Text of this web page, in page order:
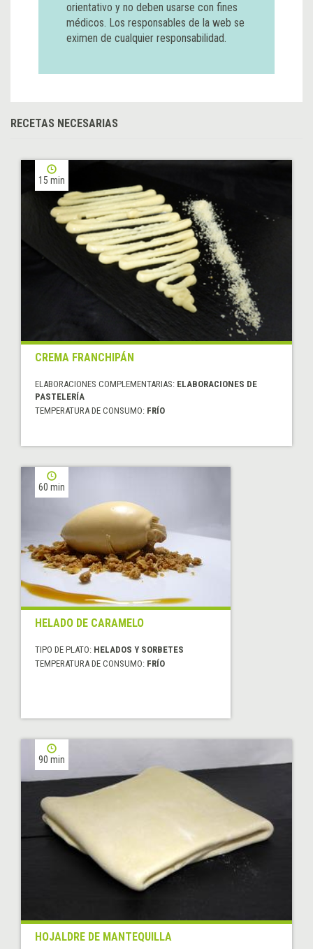
orientativo y no deben usarse con fines
médicos. Los responsables de la web se
eximen de cualquier responsabilidad.
RECETAS NECESARIAS
15 min
CREMA FRANCHIPÁN
ELABORACIONES COMPLEMENTARIAS: ELABORACIONES DE
PASTELERÍA
TEMPERATURA DE CONSUMO: FRÍO
60 min
HELADO DE CARAMELO
TIPO DE PLATO: HELADOS Y SORBETES
TEMPERATURA DE CONSUMO: FRÍO
90 min
HOJALDRE DE MANTEQUILLA